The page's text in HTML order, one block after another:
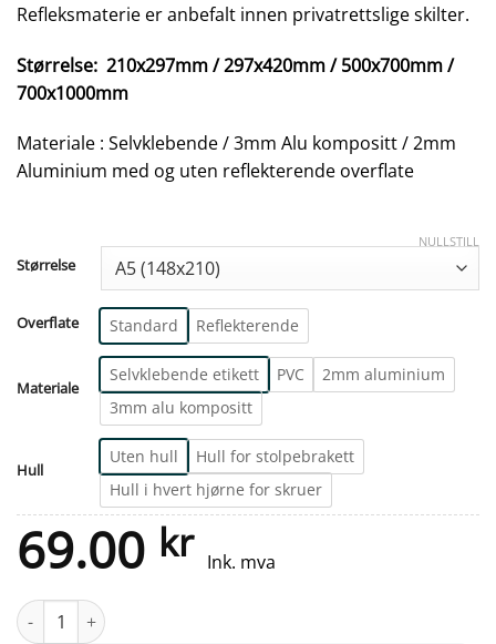
Refleksmaterie er anbefalt innen privatrettslige skilter.
Størrelse: 210x297mm / 297x420mm / 500x700mm /
700x1000mm
Materiale : Selvklebende / 3mm Alu kompositt / 2mm
Aluminium med og uten reflekterende overflate
Størrelse
Overflate Standard Reflekterende
Materiale
Selvklebende etikett PVC
2mm aluminium
3mm alu kompositt
Hull
Uten hull
Hull for stolpebrakett
Hull i hvert hjørne for skruer
NULLSTILL
69.00 kr Ink. mva
Parkering gjester med P - Pil høyre og venstre antall